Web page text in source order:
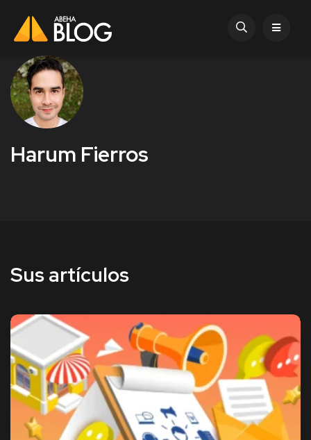
Harum Fierros
Sus artículos